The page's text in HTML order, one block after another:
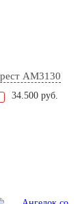
AM3130
34.500 руб.